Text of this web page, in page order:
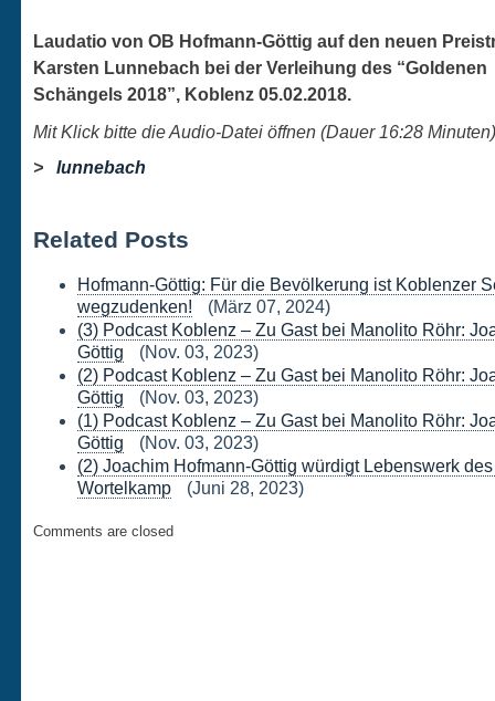
Laudatio von OB Hofmann-Göttig auf den neuen
Karsten Lunnebach bei der Verleihung des “Goldenen
Schängels 2018”, Koblenz 05.02.2018.
Mit Klick bitte die Audio-Datei öffnen (Dauer 16:28 Minuten)
> lunnebach
Related Posts
Hofmann-Göttig: Für die Bevölkerung ist Koblenzer
wegzudenken!
(März 07, 2024)
(3) Podcast Koblenz – Zu Gast bei Manolito Röhr:
Göttig
(Nov. 03, 2023)
(2) Podcast Koblenz – Zu Gast bei Manolito Röhr:
Göttig
(Nov. 03, 2023)
(1) Podcast Koblenz – Zu Gast bei Manolito Röhr:
Göttig
(Nov. 03, 2023)
(2) Joachim Hofmann-Göttig würdigt Lebenswerk
Wortelkamp
(Juni 28, 2023)
Comments are closed